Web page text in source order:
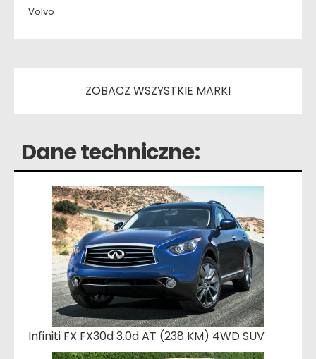
Volvo
ZOBACZ WSZYSTKIE MARKI
Dane techniczne:
Infiniti FX FX30d 3.0d AT (238 KM) 4WD SUV